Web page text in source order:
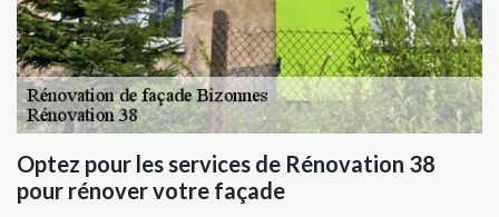
Optez pour les services de Rénovation 38
pour rénover votre façade